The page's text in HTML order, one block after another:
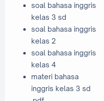
soal bahasa inggris
kelas 3 sd
soal bahasa inggris
kelas 2
soal bahasa inggris
kelas 4
materi bahasa
inggris kelas 3 sd